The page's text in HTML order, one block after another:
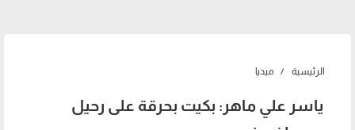
الرئيسية ميديا
ياسر علي ماهر: بكيت بحرقة على رحيل